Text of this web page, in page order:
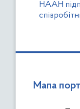
НААН
Мапа